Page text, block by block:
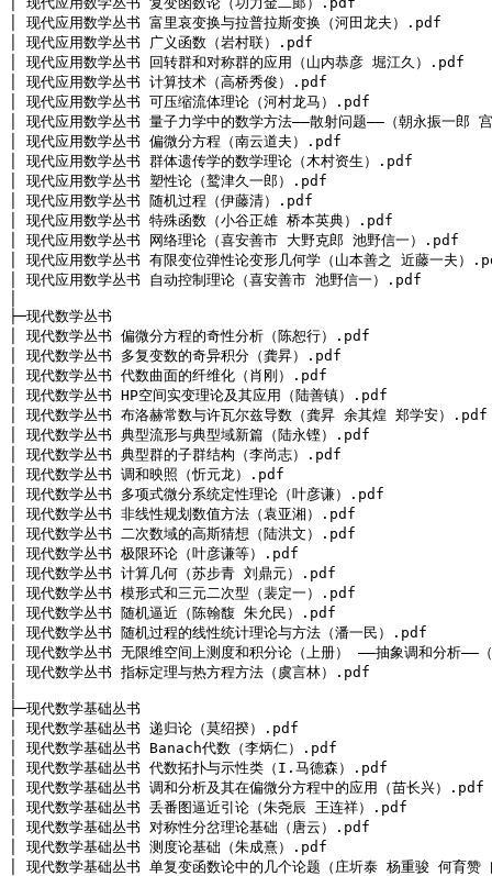
│ 现代应用数学丛书 富里哀变换与拉普拉斯变换（河田龙夫）.pdf
│ 现代应用数学丛书 广义函数（岩村联）.pdf
│ 现代应用数学丛书 回转群和对称群的应用（山内恭彦 堀江久）.pdf
│ 现代应用数学丛书 计算技术（高桥秀俊）.pdf
│ 现代应用数学丛书 可压缩流体理论（河村龙马）.pdf
│ 现代应用数学丛书 量子力学中的数学方法——散射问题——（朝永振一郎
│ 现代应用数学丛书 偏微分方程（南云道夫）.pdf
│ 现代应用数学丛书 群体遗传学的数学理论（木村资生）.pdf
│ 现代应用数学丛书 塑性论（鹫津久一郎）.pdf
│ 现代应用数学丛书 随机过程（伊藤清）.pdf
│ 现代应用数学丛书 特殊函数（小谷正雄 桥本英典）.pdf
│ 现代应用数学丛书 网络理论（喜安善市 大野克郎 池野信一）.pdf
│ 现代应用数学丛书 有限变位弹性论变形几何学（山本善之 近藤一夫）
│ 现代应用数学丛书 自动控制理论（喜安善市 池野信一）.pdf
├─现代数学丛书
│ 现代数学丛书 偏微分方程的奇性分析（陈恕行）.pdf
│ 现代数学丛书 多复变数的奇异积分（龚昇）.pdf
│ 现代数学丛书 代数曲面的纤维化（肖刚）.pdf
│ 现代数学丛书 HP空间实变理论及其应用（陆善镇）.pdf
│ 现代数学丛书 布洛赫常数与许瓦尔兹导数（龚昇 余其煌 郑学安）.pdf
│ 现代数学丛书 典型流形与典型域新篇（陆永铿）.pdf
│ 现代数学丛书 典型群的子群结构（李尚志）.pdf
│ 现代数学丛书 调和映照（忻元龙）.pdf
│ 现代数学丛书 多项式微分系统定性理论（叶彦谦）.pdf
│ 现代数学丛书 非线性规划数值方法（袁亚湘）.pdf
│ 现代数学丛书 二次数域的高斯猜想（陆洪文）.pdf
│ 现代数学丛书 极限环论（叶彦谦等）.pdf
│ 现代数学丛书 计算几何（苏步青 刘鼎元）.pdf
│ 现代数学丛书 模形式和三元二次型（裴定一）.pdf
│ 现代数学丛书 随机逼近（陈翰馥 朱允民）.pdf
│ 现代数学丛书 随机过程的线性统计理论与方法（潘一民）.pdf
│ 现代数学丛书 无限维空间上测度和积分论（上册） ——抽象调和分析——
│ 现代数学丛书 指标定理与热方程方法（虞言林）.pdf
├─现代数学基础丛书
│ 现代数学基础丛书 递归论（莫绍揆）.pdf
│ 现代数学基础丛书 Banach代数（李炳仁）.pdf
│ 现代数学基础丛书 代数拓扑与示性类（I.马德森）.pdf
│ 现代数学基础丛书 调和分析及其在偏微分方程中的应用（苗长兴）.pdf
│ 现代数学基础丛书 丢番图逼近引论（朱尧辰 王连祥）.pdf
│ 现代数学基础丛书 对称性分岔理论基础（唐云）.pdf
│ 现代数学基础丛书 测度论基础（朱成熹）.pdf
│ 现代数学基础丛书 单复变函数论中的几个论题（庄圻泰 杨重骏 何育